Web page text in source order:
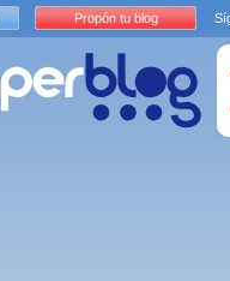
Propón tu blog